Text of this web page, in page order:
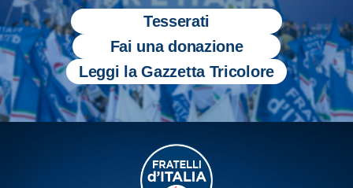
Tesserati
Fai una donazione
Leggi la Gazzetta Tricolore